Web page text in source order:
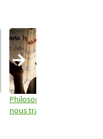
Philosophie: Le langage
nous trahir ? (plan détaillé)
→